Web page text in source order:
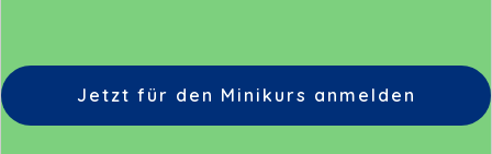
Jetzt für den Minikurs anmelden